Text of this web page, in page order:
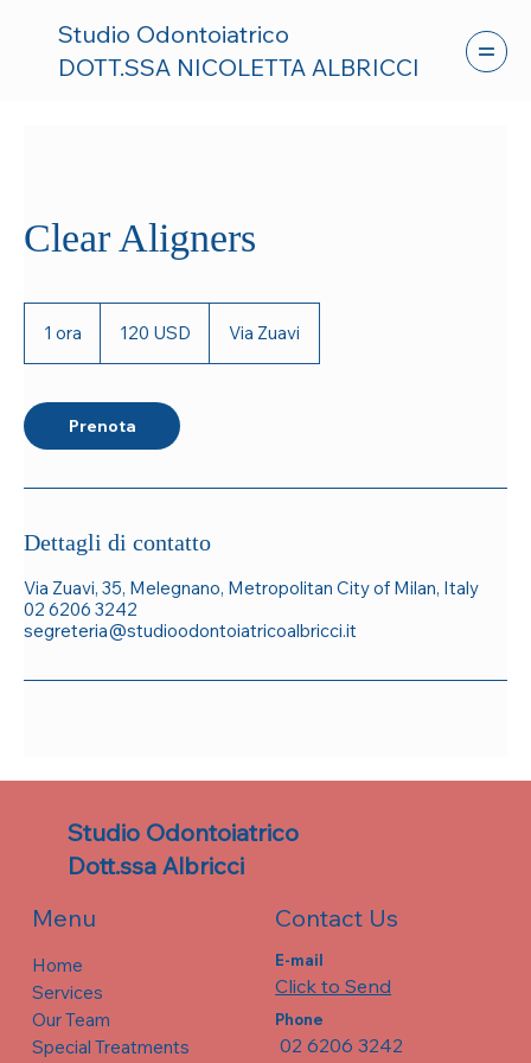
Studio Odontoiatrico
DOTT.SSA NICOLETTA ALBRICCI
Clear Aligners
1 ora
statunitensi
120 USD Via Zuavi
Prenota
Dettagli di contatto
Via Zuavi, 35, Melegnano, Metropolitan City of Milan, Italy
02 6206 3242
segreteria@studioodontoiatricoalbricci.it
Studio Odontoiatrico
Dott.ssa Albricci
Menu
Home
Services
Our Team
Special Treatments
Contact Us
E-mail
Click to Send
Phone
02 6206 3242